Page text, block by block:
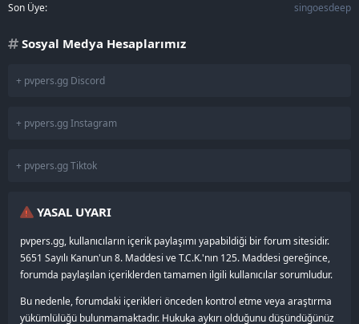
Son Üye singoesdeep
Sosyal Medya Hesaplarımız
+ pvpers.gg Discord
+ pvpers.gg Instagram
+ pvpers.gg Tiktok
YASAL UYARI
pvpers.gg, kullanıcıların içerik paylaşımı yapabildiği bir forum sitesidir.
5651 Sayılı Kanun'un 8. Maddesi ve T.C.K.'nın 125. Maddesi gereğince,
forumda paylaşılan içeriklerden tamamen ilgili kullanıcılar sorumludur.
Bu nedenle, forumdaki içerikleri önceden kontrol etme veya araştırma
yükümlülüğü bulunmamaktadır. Hukuka aykırı olduğunu düşündüğünüz